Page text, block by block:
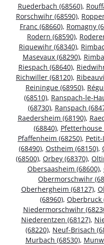
Ruederbach (68560),
Rorschwihr (68590),
Franc (68660), Romagny
Rodern (68590),
Riquewihr (68340),
Masevaux (68290),
Riespach (68640),
Richwiller (68120),
Reiningue (68950),
(68510), Ranspach-le-
(68730), Ranspach
Raedersheim (68190),
(68840), Pfetterhouse
Pfaffenheim (68250),
(68490), Ostheim (68150),
(68500), Orbey (68370),
Obersaasheim (68600),
Obermorschwihr
Oberhergheim (68127),
(68960), Oberbruck
Niedermorschwihr
Niederentzen (68127),
(68220), Neuf-Brisach
Murbach (68530),